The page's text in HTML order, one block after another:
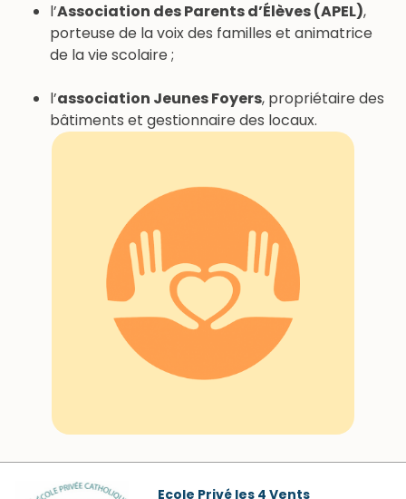
l’Association des Parents d’Élèves (APEL),
porteuse de la voix des familles et animatrice
de la vie scolaire ;
l’association Jeunes Foyers, propriétaire des
bâtiments et gestionnaire des locaux.
Ecole Privé les 4 Vents